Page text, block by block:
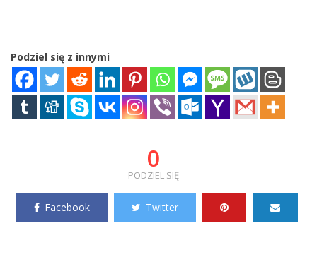
Podziel się z innymi
0
PODZIEL SIĘ
Facebook Twitter